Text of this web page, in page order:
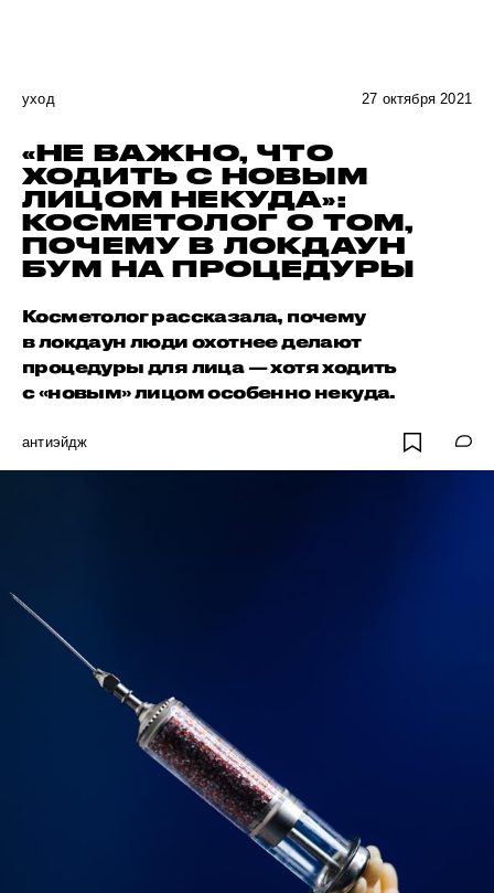
уход 27 октября 2021
«НЕ ВАЖНО, ЧТО
ХОДИТЬ С НОВЫМ
ЛИЦОМ НЕКУДА»:
КОСМЕТОЛОГ О ТОМ,
ПОЧЕМУ В ЛОКДАУН
БУМ НА ПРОЦЕДУРЫ
Косметолог рассказала, почему
в локдаун люди охотнее делают
процедуры для лица — хотя ходить
с «новым» лицом особенно некуда.
антиэйдж